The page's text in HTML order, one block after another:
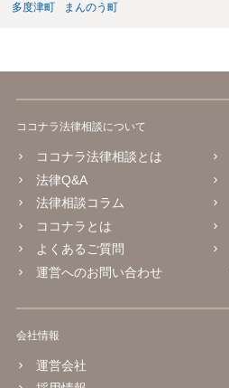
多度津町
まんのう町
ココナラ法律相談について
ココナラ法律相談とは
法律Q&A
法律相談コラム
ココナラとは
よくあるご質問
運営へのお問い合わせ
会社情報
運営会社